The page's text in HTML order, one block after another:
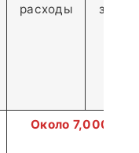
расходы
Около